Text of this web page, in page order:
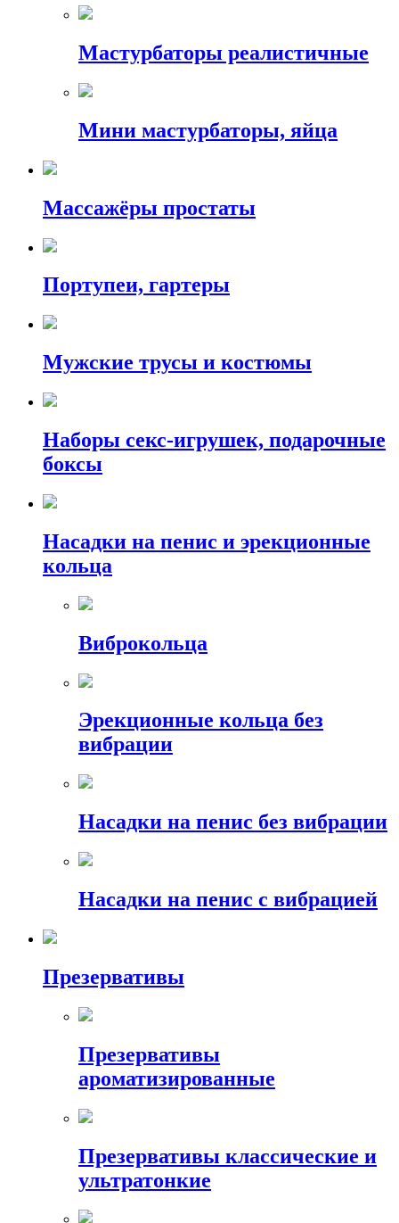
Мастурбаторы реалистичные
Мини мастурбаторы, яйца
Массажёры простаты
Портупеи, гартеры
Мужские трусы и костюмы
Наборы секс-игрушек, подарочные
боксы
Насадки на пенис и эрекционные
кольца
Виброкольца
Эрекционные кольца без
вибрации
Насадки на пенис без вибрации
Насадки на пенис с вибрацией
Презервативы
Презервативы
ароматизированные
Презервативы классические и
ультратонкие